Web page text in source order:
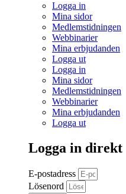
Logga in
Mina sidor
Medlemstidningen
Webbinarier
Mina erbjudanden
Logga ut
Logga in
Mina sidor
Medlemstidningen
Webbinarier
Mina erbjudanden
Logga ut
Logga in direkt
E-postadress
Lösenord